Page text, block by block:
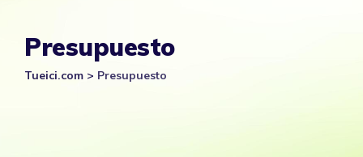
Presupuesto
Tueici.com > Presupuesto